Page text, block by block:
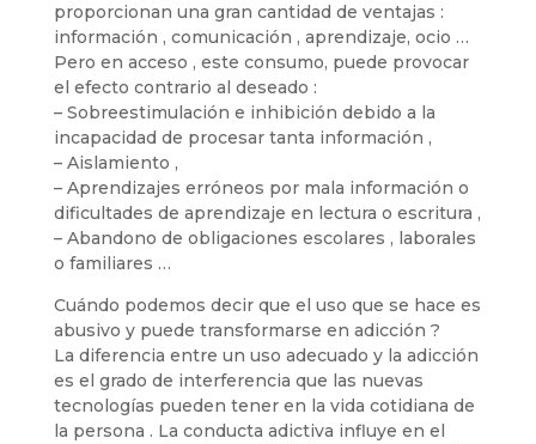
proporcionan una gran cantidad de ventajas :
información , comunicación , aprendizaje, ocio …
Pero en acceso , este consumo, puede provocar
el efecto contrario al deseado :
– Sobreestimulación e inhibición debido a la
incapacidad de procesar tanta información ,
– Aislamiento ,
– Aprendizajes erróneos por mala información o
dificultades de aprendizaje en lectura o escritura ,
– Abandono de obligaciones escolares , laborales
o familiares …
Cuándo podemos decir que el uso que se hace es
abusivo y puede transformarse en adicción ?
La diferencia entre un uso adecuado y la adicción
es el grado de interferencia que las nuevas
tecnologías pueden tener en la vida cotidiana de
la persona . La conducta adictiva influye en el